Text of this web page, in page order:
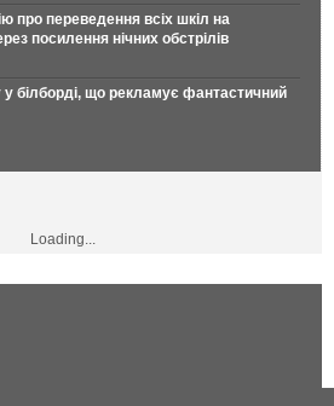
про переведення всіх шкіл на
посилення нічних обстрілів
білборді, що рекламує фантастичний
Loading...